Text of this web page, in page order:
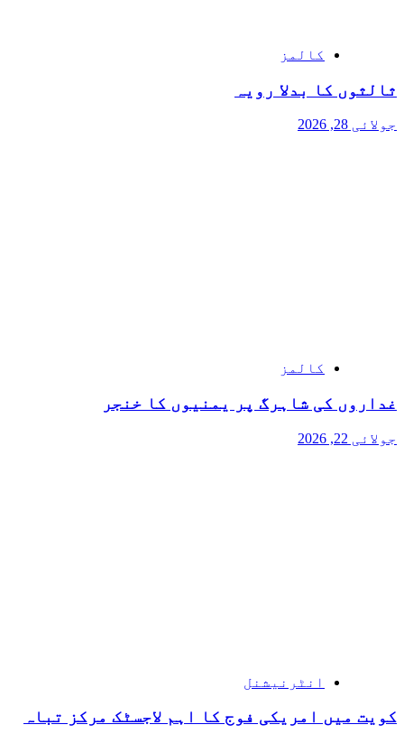
کالمز
ثالثوں کا بدلا رویہ
جولائی 28, 2026
کالمز
غداروں کی شاہرگ پر یمنیوں کا خنجر
جولائی 22, 2026
انٹرنیشنل
کویت میں امریکی فوج کا اہم لاجسٹک مرکز تباہ